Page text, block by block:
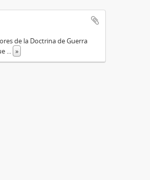
de la Doctrina de Guerra
»